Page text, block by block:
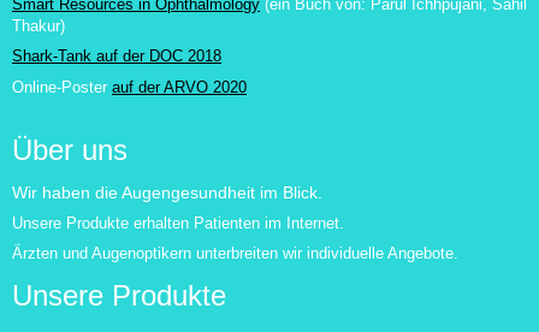
Smart Resources in Ophthalmology (ein Buch von: Parul Ichhpujani, Sahil
Thakur)
Shark-Tank auf der DOC 2018
Online-Poster auf der ARVO 2020
Über uns
Wir haben die Augengesundheit im Blick.
Unsere Produkte erhalten Patienten im Internet.
Ärzten und Augenoptikern unterbreiten wir individuelle Angebote.
Unsere Produkte